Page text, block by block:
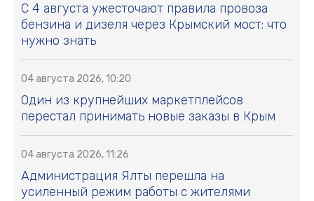
С 4 августа ужесточают правила провоза
бензина и дизеля через Крымский мост: что
нужно знать
04 августа 2026, 10:20
Один из крупнейших маркетплейсов
перестал принимать новые заказы в Крым
04 августа 2026, 11:26
Администрация Ялты перешла на
усиленный режим работы с жителями